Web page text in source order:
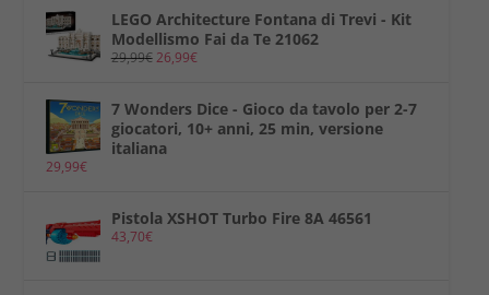
LEGO Architecture Fontana di Trevi - Kit
Modellismo Fai da Te 21062
29,99€26,99€
7 Wonders Dice - Gioco da tavolo per 2-7
giocatori, 10+ anni, 25 min, versione
italiana
29,99€
Pistola XSHOT Turbo Fire 8A 46561
43,70€